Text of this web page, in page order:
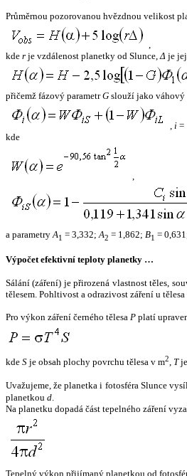
Průměrnou pozorovanou hvězdnou velikost
,
kde r je vzdálenost planetky od Slunce,Δ je
přičemž fázový parametrG slouží jako váhový
, i =
kde
,
a parametryA1 = 3,332;A2 = 1,862; B1 =
Výpočet efektivní teploty planetky …
Sálání (záření) je přirozená vlastnost těles,
tělesem. Pohltivost a odrazivost záření u
Pro výkon záření černého tělesa P platí
kde S je obsah plochy povrchu tělesa v m2, T
Uvažujeme, že planetka i fotosféra Slunce
planetkou d.
Na planetku dopadá část tepelného záření
Tepelný výkon přijímaný planetkou od